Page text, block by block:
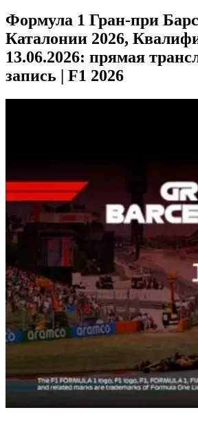
Формула 1 Гран-при
Каталонии 2026,
13.06.2026: прямая
запись | F1 2026